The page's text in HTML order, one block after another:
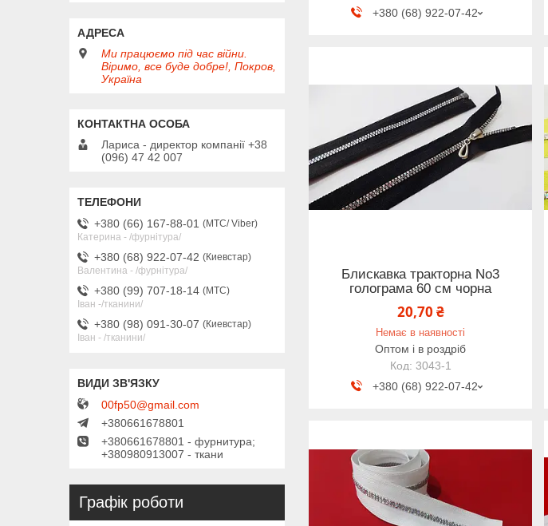
+380 (68) 922-07-42
Блискавка тракторна No3
голограма 60 см чорна
20,70 ₴
Немає в наявності
Оптом і в роздріб
3043-1
+380 (68) 922-07-42
Ми працюємо під час війни.
Віримо, все буде добре!, Покров,
Україна
Лариса - директор компанії +38
(096) 47 42 007
+380 (66) 167-88-01
МТС/ Viber
Катерина - /фурнітура/
+380 (68) 922-07-42
Киевстар
Валентина - /фурнітура/
+380 (99) 707-18-14
МТС
Іван -/тканини/
+380 (98) 091-30-07
Киевстар
Іван - /тканини/
00fp50@gmail.com
+380661678801
+380661678801 - фурнитура;
+380980913007 - ткани
Графік роботи